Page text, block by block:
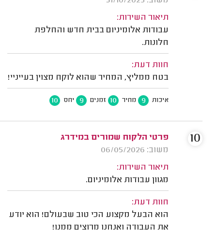
תיאור השירות:
עבודות אלומיניום בבית חדש והחלפת
חלונות.
חוות דעת:
בטח ממליץ, המחיר שהוא לוקח מצוין בעייניי!
איכות 9 מחיר 10 זמנים 9 יחס 10
פרטי הלקוח שמורים במידרג
משוב: 06/05/2026
תיאור השירות:
מגוון עבודות אלומיניום.
חוות דעת:
הוא הבעל מקצוע הכי טוב שבעולם! הוא יודע
את העבודה ואנחנו מרוצים ממנו!
10